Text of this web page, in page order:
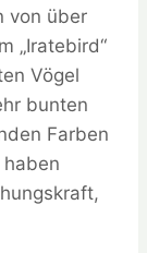
von über
„Iratebird“
Vögel
bunten
Farben